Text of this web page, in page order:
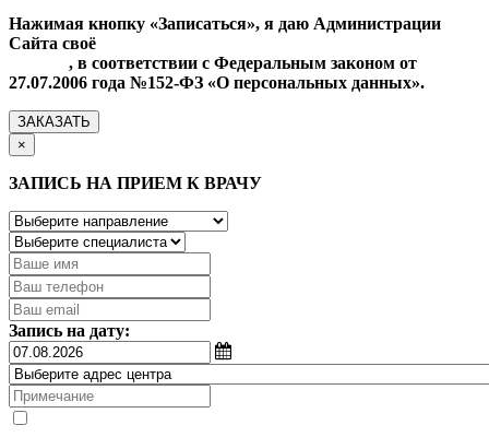
Нажимая кнопку «Записаться», я даю Администрации
Сайта своё
, в соответствии с Федеральным законом от
27.07.2006 года №152-ФЗ «О персональных данных».
ЗАКАЗАТЬ
×
ЗАПИСЬ НА ПРИЕМ К ВРАЧУ
Запись на дату: